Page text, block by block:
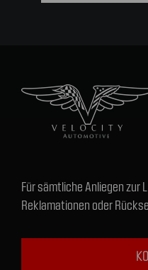
Für sämtliche Anliegen zur
Reklamationen oder